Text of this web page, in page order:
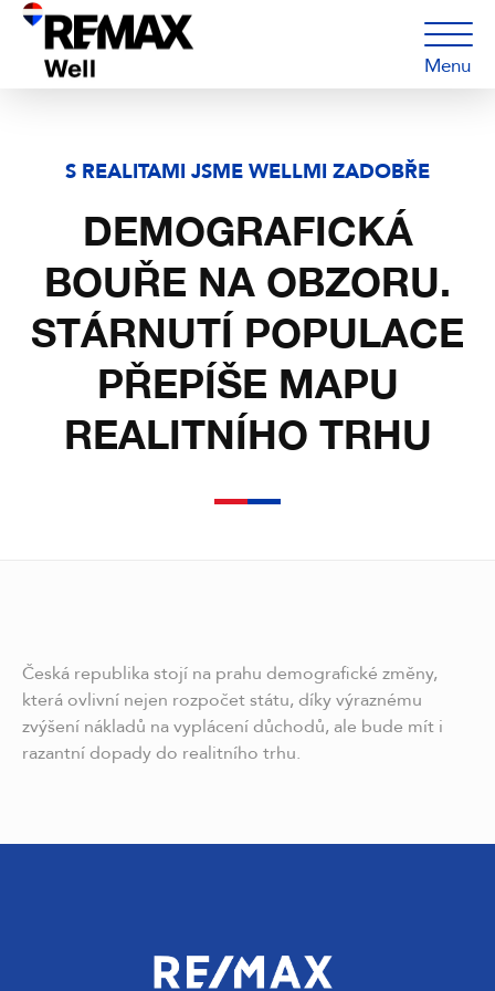
Menu
S REALITAMI JSME WELLMI ZADOBŘE
DEMOGRAFICKÁ
BOUŘE NA OBZORU.
STÁRNUTÍ POPULACE
PŘEPÍŠE MAPU
REALITNÍHO TRHU
Česká republika stojí na prahu demografické změny,
která ovlivní nejen rozpočet státu, díky výraznému
zvýšení nákladů na vyplácení důchodů, ale bude mít i
razantní dopady do realitního trhu.